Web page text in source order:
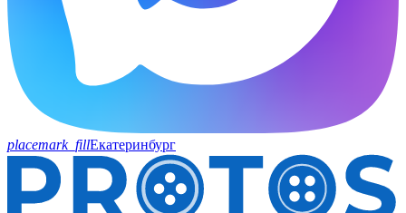
placemark_fillЕкатеринбург